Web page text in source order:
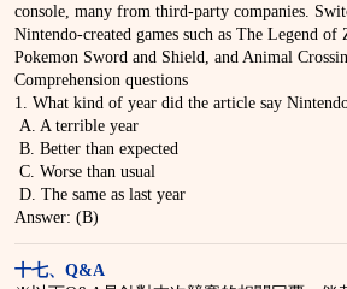
console, many from third-party companies.
Nintendo-created games such as The Legend
Pokemon Sword and Shield, and Animal
Comprehension questions
1. What kind of year did the article say
A. A terrible year
B. Better than expected
C. Worse than usual
D. The same as last year
Answer: (B)
十七、 Q&A